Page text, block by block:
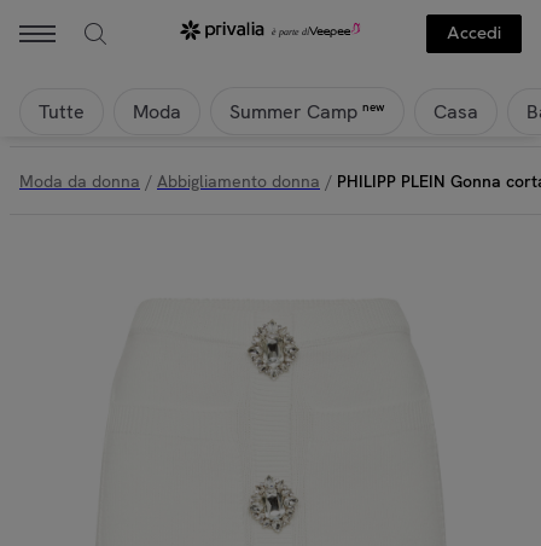
Accedi
Tutte Moda Summer Camp new Casa
Moda da donna / Abbigliamento donna / PHILIPP PLEIN Gonna